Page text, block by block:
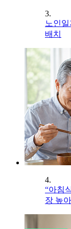
3.
노인
배치
4.
“아침
장 높아